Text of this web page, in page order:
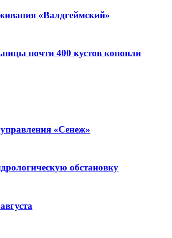
«Валдгеймский»
почти 400 кустов конопли
«Сенеж»
обстановку